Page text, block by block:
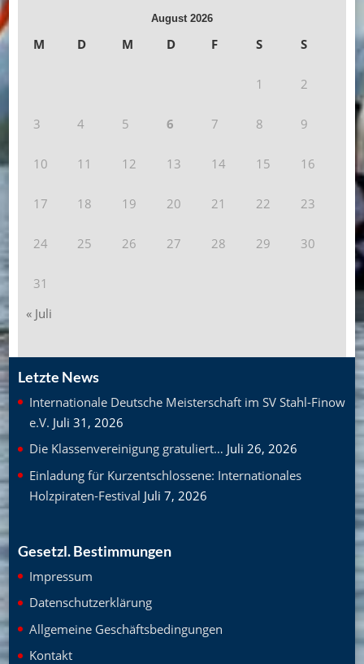
August 2026
M D M D F S S
1 2
3 4 5 6 7 8 9
10 11 12 13 14 15 16
17 18 19 20 21 22 23
24 25 26 27 28 29 30
31
« Juli
Letzte News
Internationale Deutsche Meisterschaft im SV Stahl-Finow
e.V. Juli 31, 2026
Die Klassenvereinigung gratuliert… Juli 26, 2026
Einladung für Kurzentschlossene: Internationales
Holzpiraten-Festival Juli 7, 2026
Gesetzl. Bestimmungen
Impressum
Datenschutzerklärung
Allgemeine Geschäftsbedingungen
Kontakt